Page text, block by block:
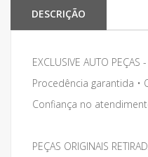
DESCRIÇÃO
EXCLUSIVE AUTO PEÇAS -
Procedência garantida •
Confiança no
PEÇAS ORIGINAIS